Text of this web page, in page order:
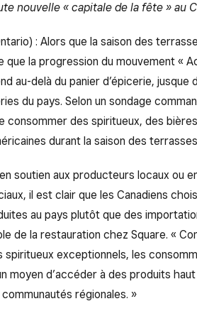
nouvelle « capitale de la fête » au
: Alors que la saison des
que la progression du mouvement «
au-delà du panier d’épicerie, jusque
du pays. Selon un sondage
consommer des spiritueux, des
durant la saison des
soutien aux producteurs locaux ou
il est clair que les Canadiens
au pays plutôt que des
de la restauration chez Square. «
exceptionnels, les
moyen d’accéder à des produits
régionales. »